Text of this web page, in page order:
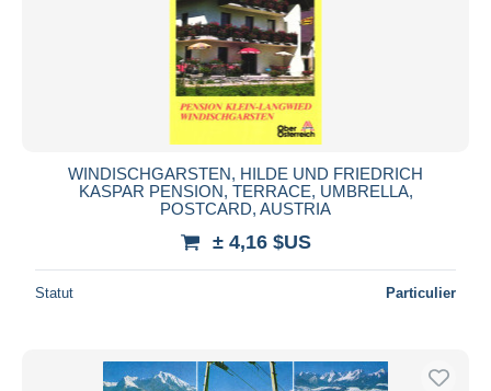
WINDISCHGARSTEN, HILDE UND FRIEDRICH
KASPAR PENSION, TERRACE, UMBRELLA,
POSTCARD, AUSTRIA
± 4,16 $US
Statut Particulier